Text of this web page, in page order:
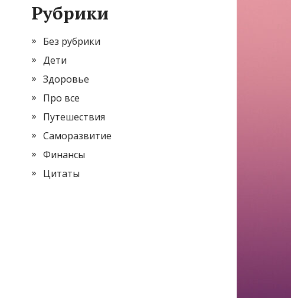
Рубрики
Без рубрики
Дети
Здоровье
Про все
Путешествия
Саморазвитие
Финансы
Цитаты